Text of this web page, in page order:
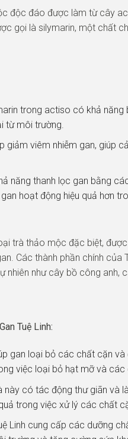
độc đáo được làm từ cây
gọi là silymarin, một chất
trong actiso có khả
từ môi trường.
giảm viêm nhiễm gan, giúp
năng thanh lọc gan bằng
hoạt động hiệu quả hơn
trà thảo mộc đặc biệt,
Các thành phần chính của
như cây bồ công anh,
Tuệ Linh:
gan loại bỏ các chất cặn
việc loại bỏ hạt mỡ và
này có tác động thư giãn và
trong việc xử lý các chất
Linh cung cấp các dưỡng